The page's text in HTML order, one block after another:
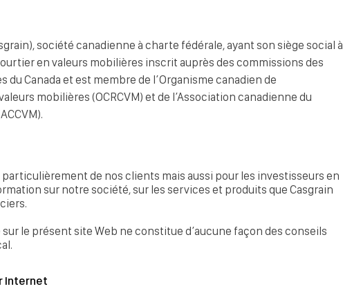
société canadienne à charte fédérale, ayant son siège social à
en valeurs mobilières inscrit auprès des commissions des
Canada et est membre de l’Organisme canadien de
mobilières (OCRCVM) et de l’Association canadienne du
de nos clients mais aussi pour les investisseurs en
sur notre société, sur les services et produits que Casgrain
le présent site Web ne constitue d’aucune façon des conseils
Internet